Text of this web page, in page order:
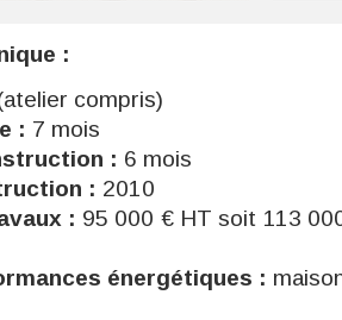
:
compris)
: 7 mois
: 6 mois
: 2010
: 95 000 € HT soit 113
énergétiques :